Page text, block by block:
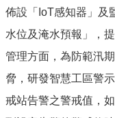
佈設「IoT感知器」及
水位及淹水預報」，
管理方面，為防範汛
脅，研發智慧工區警
戒站告警之警戒值，